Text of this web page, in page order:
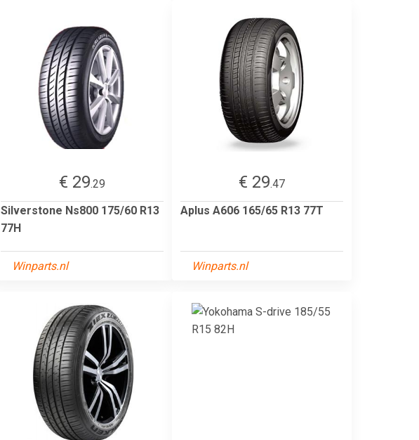
€ 29.29
Silverstone Ns800 175/60 R13
77H
Winparts.nl
€ 29.47
Aplus A606 165/65 R13 77T
Winparts.nl